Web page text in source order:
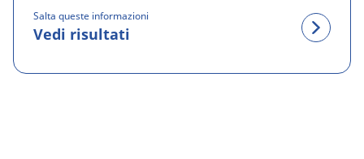
Salta queste informazioni
Vedi risultati